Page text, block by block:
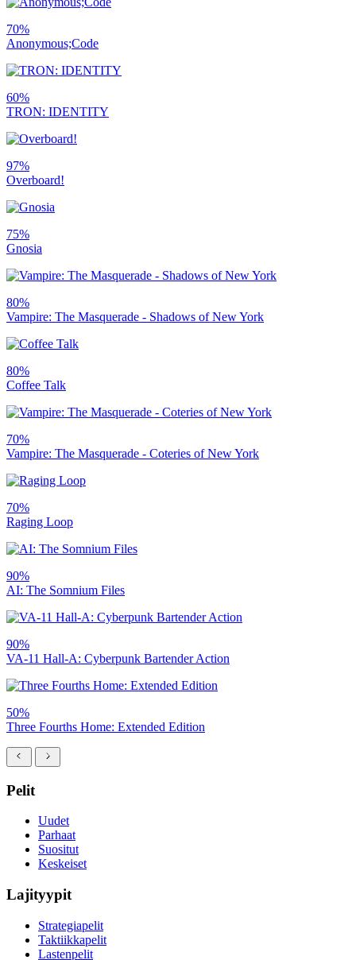
70%
Anonymous;Code
60%
TRON: IDENTITY
97%
Overboard!
75%
Gnosia
80%
Vampire: The Masquerade - Shadows of New York
80%
Coffee Talk
70%
Vampire: The Masquerade - Coteries of New York
70%
Raging Loop
90%
AI: The Somnium Files
90%
VA-11 Hall-A: Cyberpunk Bartender Action
50%
Three Fourths Home: Extended Edition
Pelit
Uudet
Parhaat
Suositut
Keskeiset
Lajityypit
Strategiapelit
Taktiikkapelit
Lastenpelit